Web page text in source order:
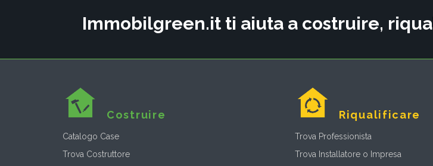
Immobilgreen.it ti aiuta a costruire,
Costruire
Catalogo Case
Trova Costruttore
Riqualificare
Trova Professionista
Trova Installatore o Impresa